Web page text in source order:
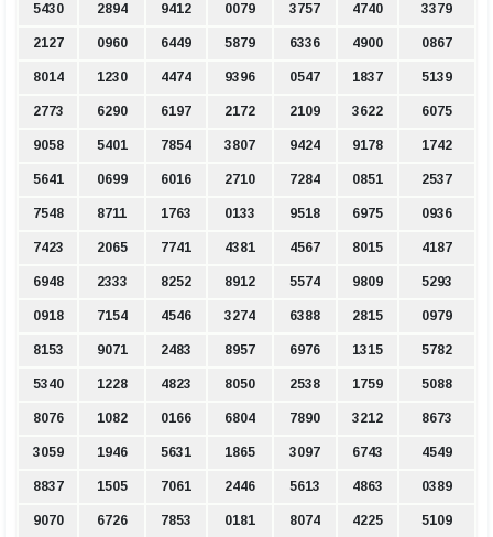
5430 2894 9412 0079 3757 4740 3379
2127 0960 6449 5879 6336 4900 0867
8014 1230 4474 9396 0547 1837 5139
2773 6290 6197 2172 2109 3622 6075
9058 5401 7854 3807 9424 9178 1742
5641 0699 6016 2710 7284 0851 2537
7548 8711 1763 0133 9518 6975 0936
7423 2065 7741 4381 4567 8015 4187
6948 2333 8252 8912 5574 9809 5293
0918 7154 4546 3274 6388 2815 0979
8153 9071 2483 8957 6976 1315 5782
5340 1228 4823 8050 2538 1759 5088
8076 1082 0166 6804 7890 3212 8673
3059 1946 5631 1865 3097 6743 4549
8837 1505 7061 2446 5613 4863 0389
9070 6726 7853 0181 8074 4225 5109